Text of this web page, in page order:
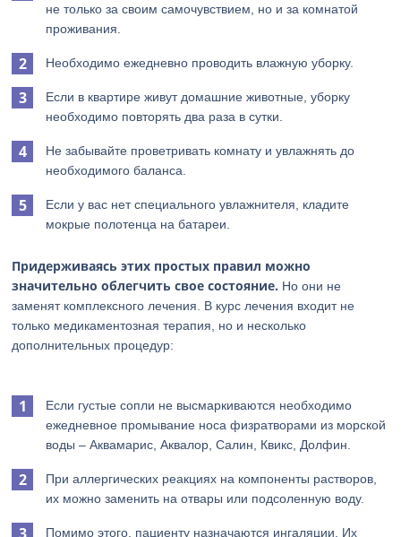
не только за своим самочувствием, но и за комнатой
проживания.
Необходимо ежедневно проводить влажную уборку.
Если в квартире живут домашние животные, уборку
необходимо повторять два раза в сутки.
Не забывайте проветривать комнату и увлажнять до
необходимого баланса.
Если у вас нет специального увлажнителя, кладите
мокрые полотенца на батареи.
Придерживаясь этих простых правил можно
значительно облегчить свое состояние. Но они не
заменят комплексного лечения. В курс лечения входит не
только медикаментозная терапия, но и несколько
дополнительных процедур:
Если густые сопли не высмаркиваются необходимо
ежедневное промывание носа физратворами из морской
воды – Аквамарис, Аквалор, Салин, Квикс, Долфин.
При аллергических реакциях на компоненты растворов,
их можно заменить на отвары или подсоленную воду.
Помимо этого, пациенту назначаются ингаляции. Их